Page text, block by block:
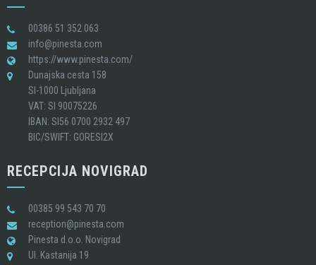
00386 51 352 063
info@pinesta.com
https://www.pinesta.com/
Dunajska cesta 158
SI-1000 Ljubljana
VAT: SI 90075226
IBAN: SI56 0700 2932 497
BIC/SWIFT: GORESI2X
RECEPCIJA NOVIGRAD
00385 99 543 70 70
reception@pinesta.com
Pinesta d.o.o. Novigrad
Ul. Kastanija 19